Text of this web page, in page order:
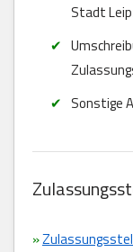
Stadt
Sonstige
»